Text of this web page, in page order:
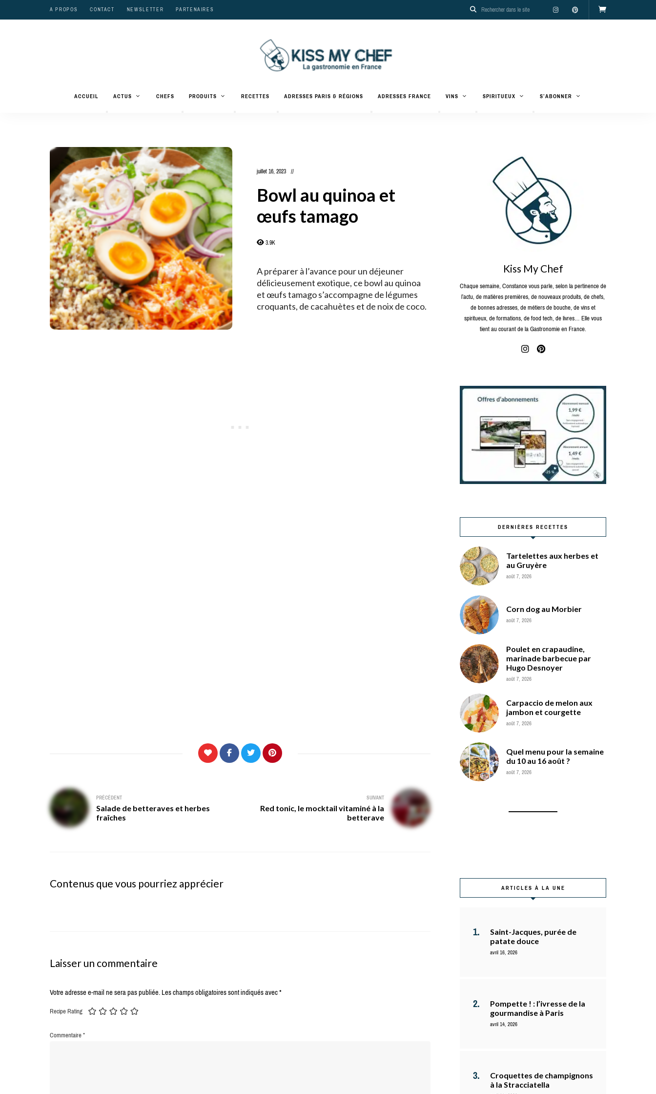
A PROPOS CONTACT NEWSLETTER PARTENAIRES
Kiss
gastronomiques
et
ACCUEIL ACTUS CHEFS PRODUITS RECETTES ADRESSES PARIS & RÉGIONS ADRESSES FRANCE VINS SPIRITUEUX S’ABONNER
juillet 16, 2023
Bowl au quinoa et
œufs tamago
3.9K
A préparer à l’avance pour un déjeuner
délicieusement exotique, ce bowl au quinoa
et œufs tamago s’accompagne de légumes
croquants, de cacahuètes et de noix de coco.
Navigation
de
l’article
PRÉCÉDENT
Salade de betteraves et herbes
fraîches
SUIVANT
Red tonic, le mocktail vitaminé à la
betterave
Contenus que vous pourriez apprécier
Laisser un commentaire
Votre adresse e-mail ne sera pas publiée.Les champs obligatoires sont indiqués avec*
Recipe Rating
Commentaire*
Kiss My Chef
Chaque semaine, Constance vous parle, selon la pertinence de
l’actu, de matières premières, de nouveaux produits, de chefs,
de bonnes adresses, de métiers de bouche, de vins et
spiritueux, de formations, de food tech, de livres… Elle vous
tient au courant de la Gastronomie en France.
DERNIÈRES RECETTES
Tartelettes aux herbes et
au Gruyère
août 7, 2026
Corn dog au Morbier
août 7, 2026
Poulet en crapaudine,
marinade barbecue par
Hugo Desnoyer
août 7, 2026
Carpaccio de melon aux
jambon et courgette
août 7, 2026
Quel menu pour la semaine
du 10 au 16 août ?
août 7, 2026
ARTICLES À LA UNE
Saint-Jacques, purée de
patate douce
avril 16, 2026
Pompette ! : l’ivresse de la
gourmandise à Paris
avril 14, 2026
Croquettes de champignons
à la Stracciatella